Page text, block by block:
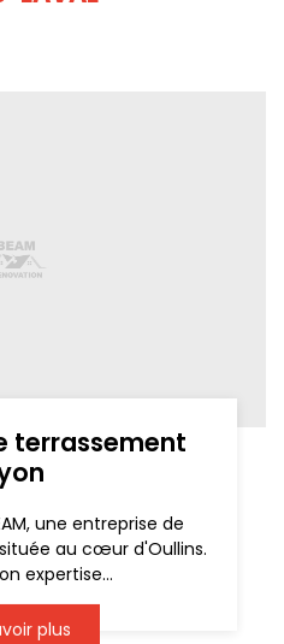
terrassement
une entreprise de
au cœur d'Oullins.
expertise...
plus